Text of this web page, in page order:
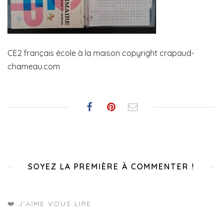
CE2 français école à la maison copyright crapaud-
chameau.com
SOYEZ LA PREMIÈRE À COMMENTER !
❤️ J'AIME VOUS LIRE